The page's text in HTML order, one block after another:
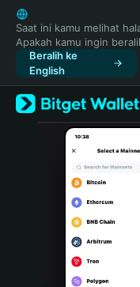
English
日本語
Tiếng Việt
Русский
Español
Türkçe
Italiano
Português (Portugal)
Bahasa Indonesia
Saat ini kamu melihat
Apakah kamu ingin
Beralih ke
English